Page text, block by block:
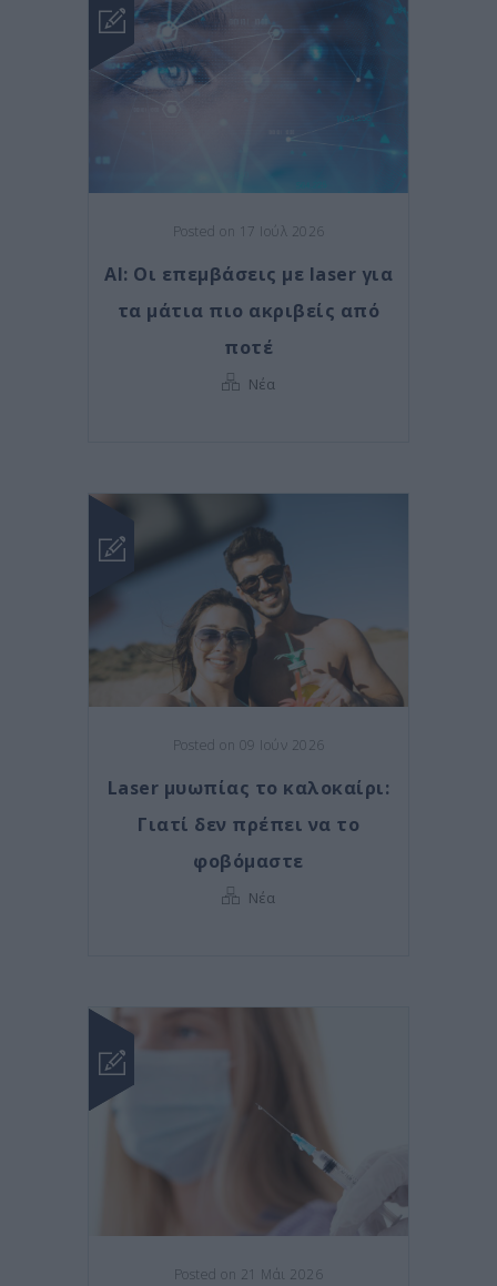
Posted on 17 Ιούλ 2026
AI: Οι επεμβάσεις με laser για
τα μάτια πιο ακριβείς από
ποτέ
Νέα
Posted on 09 Ιούν 2026
Laser μυωπίας το καλοκαίρι:
Γιατί δεν πρέπει να το
φοβόμαστε
Νέα
Posted on 21 Μάι 2026